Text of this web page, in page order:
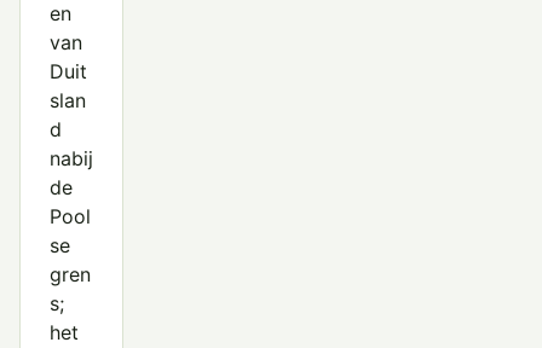
en
van
Duit
slan
d
nabij
de
Pool
se
gren
s;
het